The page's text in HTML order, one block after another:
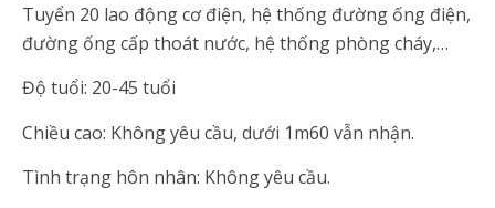
Tuyển 20 lao động cơ điện, hệ thống đường ống điện,
đường ống cấp thoát nước, hệ thống phòng cháy,…
Độ tuổi: 20-45 tuổi
Chiều cao: Không yêu cầu, dưới 1m60 vẫn nhận.
Tình trạng hôn nhân: Không yêu cầu.